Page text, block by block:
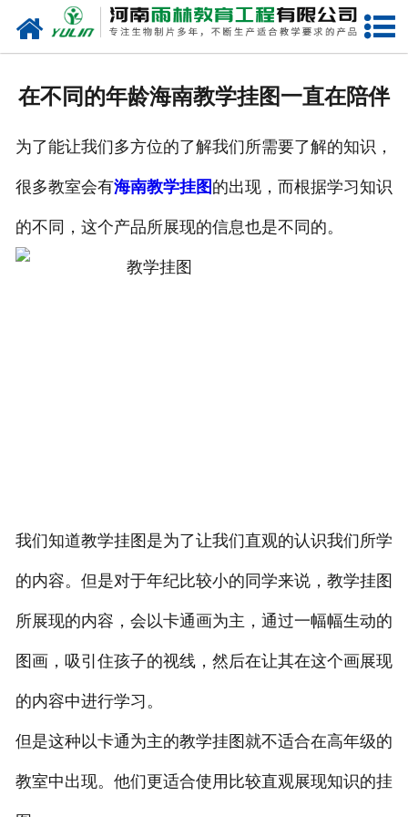
网站首页
在不同的年龄海南教学挂图一直在陪伴
为了能让我们多方位的了解我们所需要了解的知识，
很多教室会有海南教学挂图 的出现，而根据学习知识
的不同，这个产品所展现的信息也是不同的。
我们知道教学挂图是为了让我们直观的认识我们所学
的内容。但是对于年纪比较小的同学来说，教学挂图
所展现的内容，会以卡通画为主，通过一幅幅生动的
图画，吸引住孩子的视线，然后在让其在这个画展现
的内容中进行学习。
但是这种以卡通为主的教学挂图就不适合在高年级的
教室中出现。他们更适合使用比较直观展现知识的挂
欢迎您的咨询，期待为您服务!